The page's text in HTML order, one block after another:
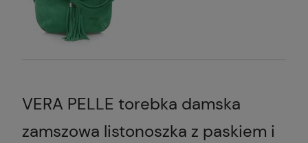
VERA PELLE torebka damska
zamszowa listonoszka z paskiem i